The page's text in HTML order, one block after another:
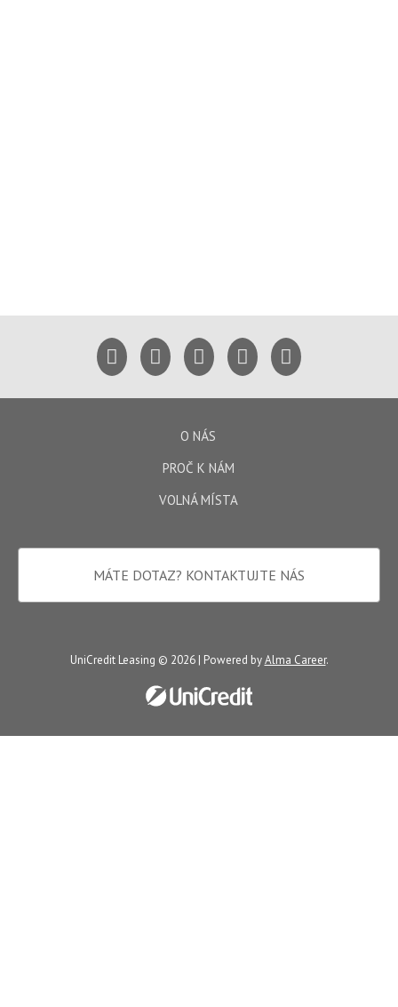
O NÁS
PROČ K NÁM
VOLNÁ MÍSTA
MÁTE DOTAZ? KONTAKTUJTE NÁS
UniCredit Leasing © 2026 | Powered byAlma Career.